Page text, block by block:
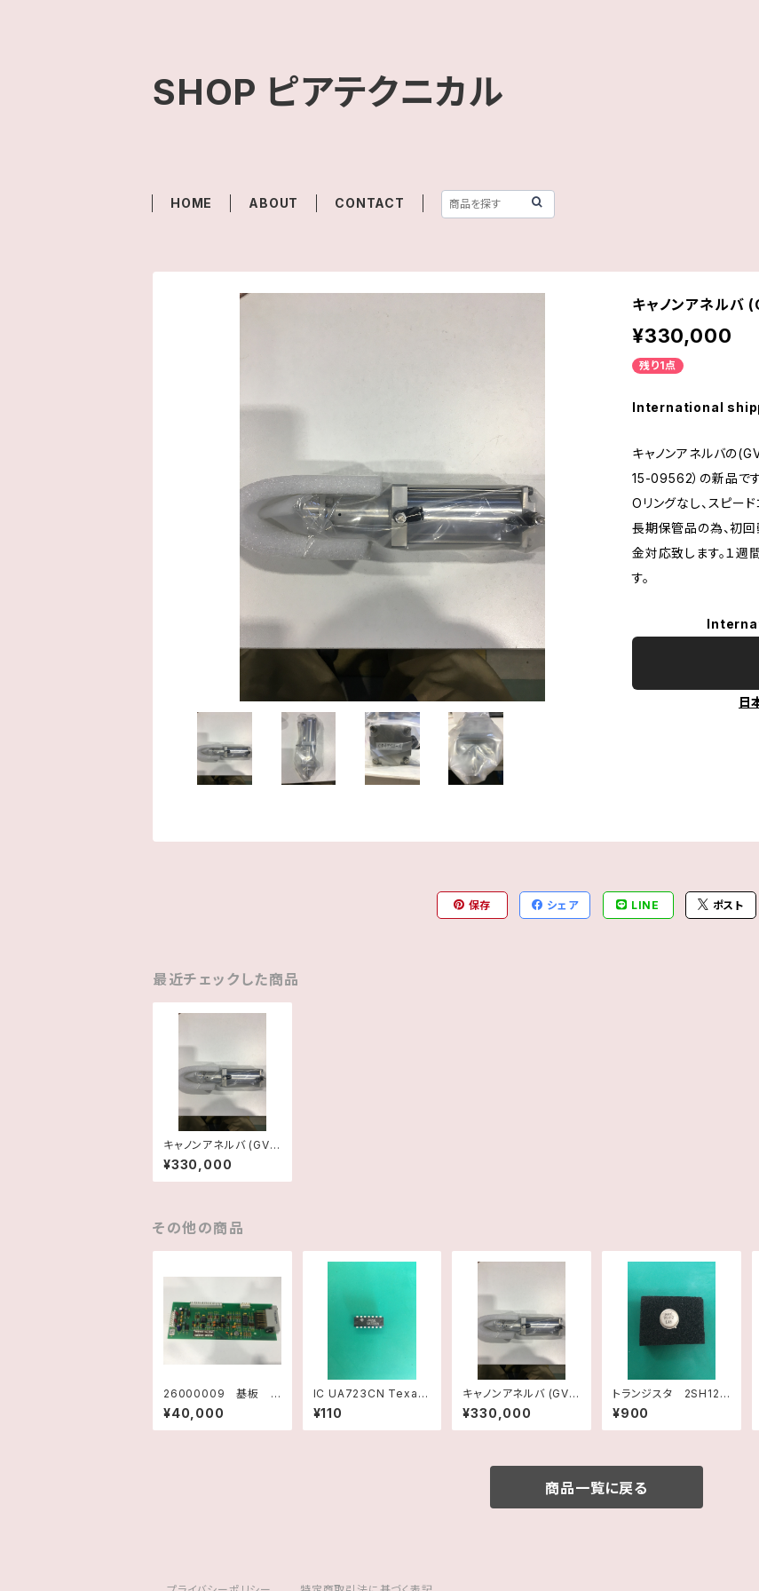
SHOP ピアテクニカル
HOME ABOUT CONTACT
キャノンアネルバ
¥330,000
残り1点
International
キャノンアネルバの
15-09562）の新品です
Oリングなし、スピー
長期保管品の為、初
金対応致します。１週
す。
日
保存 シェア LINE ポスト
最近チェックした商品
キャノンアネルバ (GV)
φ45ベローズシリン
ダー（新品）
¥330,000
その他の商品
26000009 基板 D
I/TEMP Assy E150
00290 Rev.B
¥40,000
IC UA723CN Texas
Instruments
¥110
キャノンアネルバ (GV)
φ45ベローズシリン
ダー（新品）
¥330,000
トランジスタ 2SH12
NEC
¥900
商品一覧に戻る